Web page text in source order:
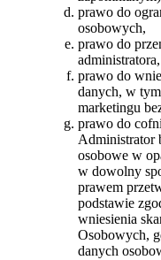
prawo do
osobowych,
prawo do
administratora,
prawo do
danych, w
marketingu
prawo do
Administrator
osobowe w
w dowolny
prawem
podstawie
wniesienia
Osobowych,
danych